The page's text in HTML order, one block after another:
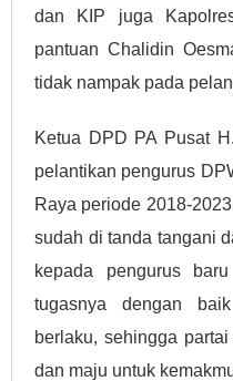
dan KIP juga
pantuan Chalidin
tidak nampak pada
Ketua DPD PA Pusat
pelantikan pengurus
Raya periode 2018-
sudah di tanda tangani
kepada pengurus
tugasnya dengan
berlaku, sehingga
dan maju untuk